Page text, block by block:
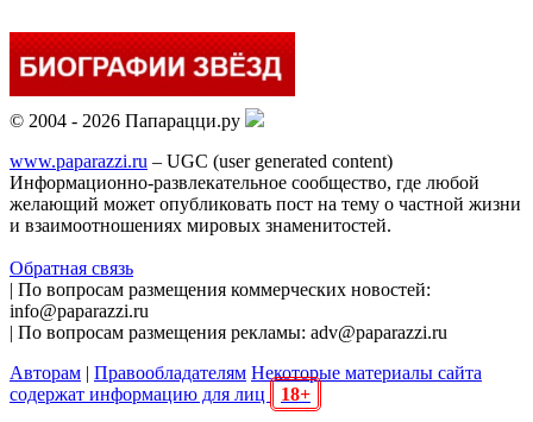
© 2004 - 2026 Папарацци.ру
www.paparazzi.ru – UGC (user generated content)
Информационно-развлекательное сообщество, где любой
желающий может опубликовать пост на тему о частной жизни
и взаимоотношениях мировых знаменитостей.
Обратная связь
| По вопросам размещения коммерческих новостей:
info@paparazzi.ru
| По вопросам размещения рекламы: adv@paparazzi.ru
Авторам | Правообладателям Некоторые материалы сайта
содержат информацию для лиц
18+